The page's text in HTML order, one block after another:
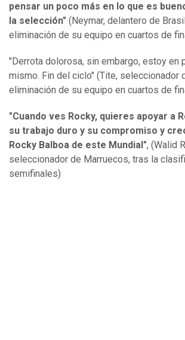
pensar un poco más en lo que es
la selección" (Neymar, delantero de
eliminación de su equipo en cuartos de
"Derrota dolorosa, sin embargo, estoy en
mismo. Fin del ciclo" (Tite, seleccionador
eliminación de su equipo en cuartos de
"Cuando ves Rocky, quieres apoyar a
su trabajo duro y su compromiso y
Rocky Balboa de este Mundial", (Walid
seleccionador de Marruecos, tras la
semifinales)